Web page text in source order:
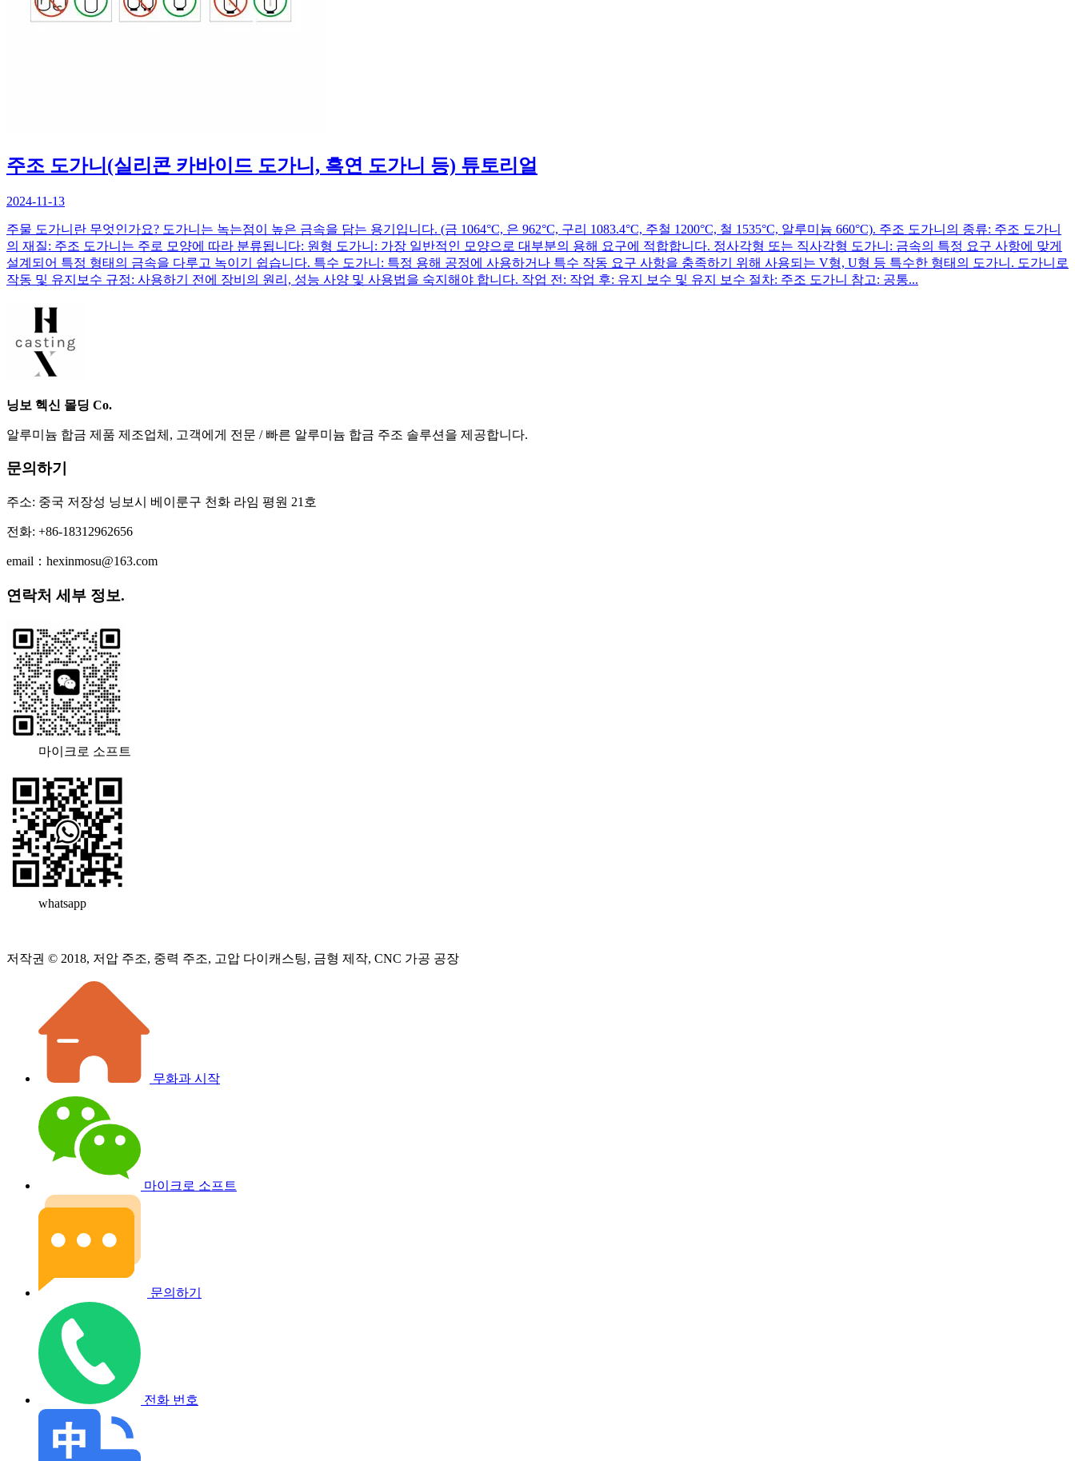
주조 도가니(실리콘 카바이드 도가니, 흑연 도가니 등) 튜토리얼
2024-11-13
주물 도가니란 무엇인가요? 도가니는 녹는점이 높은 금속을 담는 용기입니다. (금 1064°C, 은 962°C, 구리 1083.4°C, 주철 1200°C, 철 1535°C, 알루미늄 660°C). 주조 도가니의 종류: 주조 도가니
의 재질: 주조 도가니는 주로 모양에 따라 분류됩니다: 원형 도가니: 가장 일반적인 모양으로 대부분의 용해 요구에 적합합니다. 정사각형 또는 직사각형 도가니: 금속의 특정 요구 사항에 맞게
설계되어 특정 형태의 금속을 다루고 녹이기 쉽습니다. 특수 도가니: 특정 용해 공정에 사용하거나 특수 작동 요구 사항을 충족하기 위해 사용되는 V형, U형 등 특수한 형태의 도가니. 도가니로
작동 및 유지보수 규정: 사용하기 전에 장비의 원리, 성능 사양 및 사용법을 숙지해야 합니다. 작업 전: 작업 후: 유지 보수 및 유지 보수 절차: 주조 도가니 참고: 공통...
닝보 헥신 몰딩 Co.
알루미늄 합금 제품 제조업체, 고객에게 전문 / 빠른 알루미늄 합금 주조 솔루션을 제공합니다.
문의하기
주소: 중국 저장성 닝보시 베이룬구 천화 라임 평원 21호
전화: +86-18312962656
email：hexinmosu@163.com
연락처 세부 정보.
마이크로 소프트
whatsapp
저작권 © 2018, 저압 주조, 중력 주조, 고압 다이캐스팅, 금형 제작, CNC 가공 공장
무화과 시작
마이크로 소프트
문의하기
전화 번호